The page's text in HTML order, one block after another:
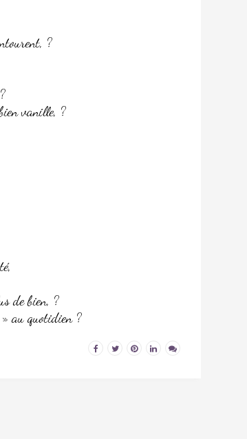
?
vanille, ?
de bien, ?
au quotidien ?